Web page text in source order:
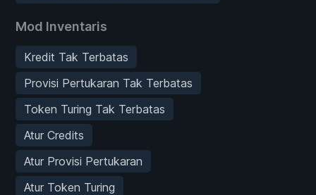
Mod Inventaris
Kredit Tak Terbatas
Provisi Pertukaran Tak Terbatas
Token Turing Tak Terbatas
Atur Credits
Atur Provisi Pertukaran
Atur Token Turing